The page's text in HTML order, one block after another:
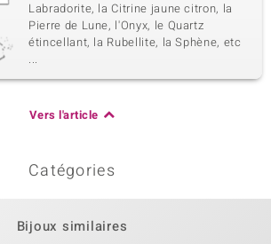
Labradorite, la Citrine jaune citron, la
Pierre de Lune, l'Onyx, le Quartz
étincellant, la Rubellite, la Sphène, etc
...
Vers l'article
Catégories
Bijoux similaires